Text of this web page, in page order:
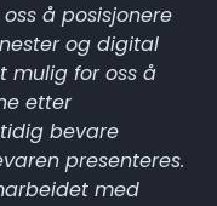
å posisjonere
og digital
mulig for oss å
etter
bevare
presenteres.
med